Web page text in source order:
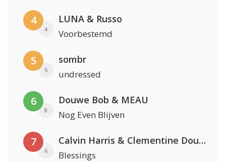
4
4
LUNA & Russo
Voorbestemd
5
5
sombr
undressed
6
8
Douwe Bob & MEAU
Nog Even Blijven
7
6
Calvin Harris & Clementine Douglas
Blessings